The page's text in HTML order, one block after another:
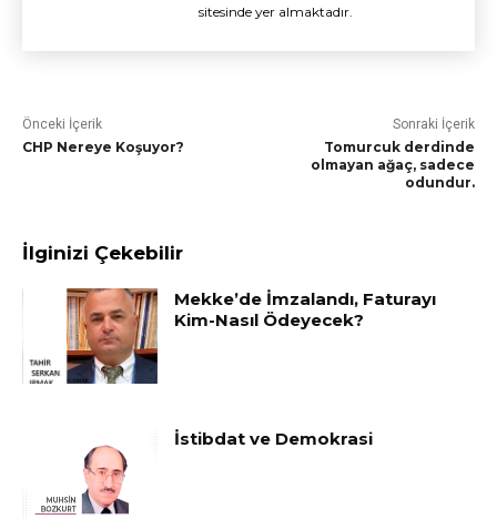
sitesinde yer almaktadır.
Önceki İçerik
CHP Nereye Koşuyor?
Sonraki İçerik
Tomurcuk derdinde
olmayan ağaç, sadece
odundur.
İlginizi Çekebilir
Mekke’de İmzalandı, Faturayı
Kim-Nasıl Ödeyecek?
İstibdat ve Demokrasi